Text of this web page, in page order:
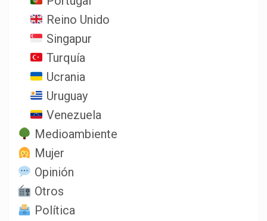
Reino Unido
Singapur
Turquía
Ucrania
Uruguay
Venezuela
Medioambiente
Mujer
Opinión
Otros
Política